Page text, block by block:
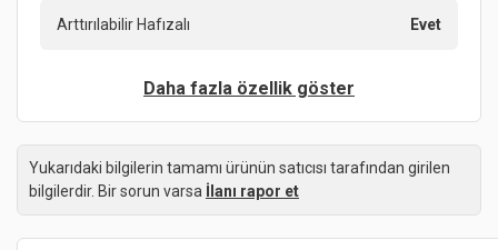
Arttırılabilir Hafızalı Evet
Daha fazla özellik göster
Yukarıdaki bilgilerin tamamı ürünün satıcısı tarafından girilen
bilgilerdir. Bir sorun varsa İlanı rapor et